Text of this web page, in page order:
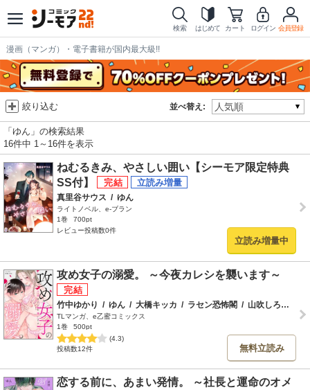
検索 はじめて カート ログイン 会員登録
漫画（マンガ）・電子書籍が国内最大級!!
並べ替え:
絞り込む
「ゆん」の検索結果
16件中 1～16件を表示
ねむるきみ、やさしい囲い【シーモア限定特典
SS付】
真里谷サウス / ゆん
ライトノベル、e-ブラン
1巻
700pt
レビュー投稿数0件
立読み増量中
攻め女子の溺愛。 ～今夜カレシを襲います～
竹中ゆかり / ゆん / 大橋キッカ / ラセン恐怖閣 / 山吹しろと
TLマンガ、e乙蜜コミックス
1巻
500pt
(4.3)
投稿数12件
無料立読み
恋する前に、あまい発情。 ～社長と運命のオメ